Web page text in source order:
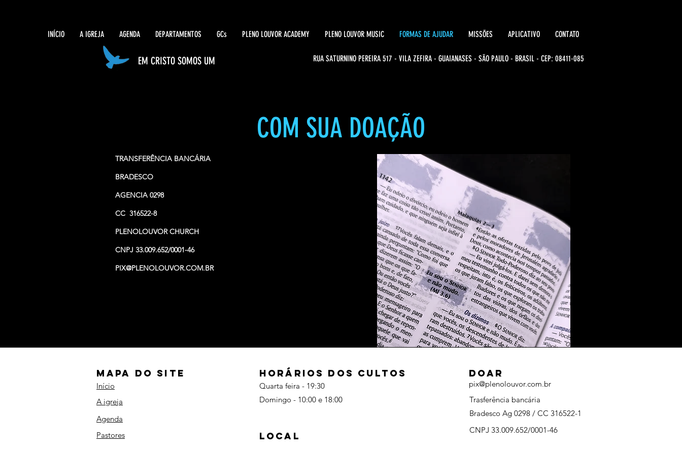
EM CRISTO SOMOS UM RUA SATURNINO PEREIRA 517 - VILA ZEFIRA - GUAIANASES - SÃO PAULO - BRASIL - CEP: 08411-085
INÍCIO A IGREJA AGENDA DEPARTAMENTOS GCs PLENO LOUVOR ACADEMY PLENO LOUVOR MUSIC FORMAS DE AJUDAR MISSÕES APLICATIVO CONTATO
COM SUA DOAÇÃO
TRANSFERÊNCIA BANCÁRIA
BRADESCO
AGENCIA 0298
CC 316522-8
PLENOLOUVOR CHURCH
CNPJ 33.009.652/0001-46
PIX@PLENOLOUVOR.COM.BR
MAPA DO SITE
Início
A igreja
HORÁRIOS DOS CULTOS
Quarta feira - 19:30
Domingo - 10:00 e 18:00
Agenda
Pastores
LOCAL
doar
pix@plenolouvor.com.br
Trasferência bancária
Bradesco Ag 0298 / CC 316522-1
CNPJ 33.009.652/0001-46